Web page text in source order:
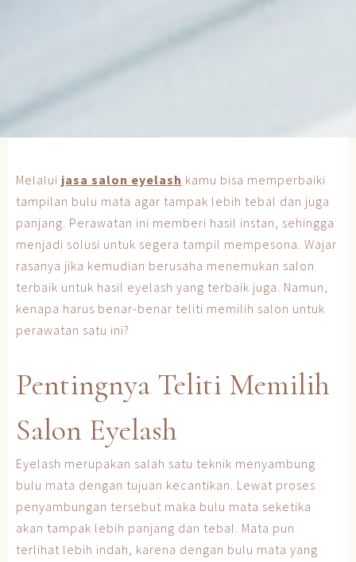
Melalui jasa salon eyelash kamu bisa memperbaiki
tampilan bulu mata agar tampak lebih tebal dan juga
panjang. Perawatan ini memberi hasil instan, sehingga
menjadi solusi untuk segera tampil mempesona. Wajar
rasanya jika kemudian berusaha menemukan salon
terbaik untuk hasil eyelash yang terbaik juga. Namun,
kenapa harus benar-benar teliti memilih salon untuk
perawatan satu ini?
Pentingnya Teliti Memilih
Salon Eyelash
Eyelash merupakan salah satu teknik menyambung
bulu mata dengan tujuan kecantikan. Lewat proses
penyambungan tersebut maka bulu mata seketika
akan tampak lebih panjang dan tebal. Mata pun
terlihat lebih indah, karena dengan bulu mata yang